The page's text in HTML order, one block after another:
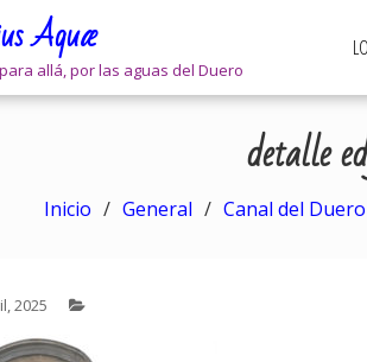
Aquæ
allá, por las aguas del Duero
detalle
Inicio General Canal del
2025